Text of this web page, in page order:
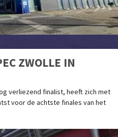
ZWOLLE IN
verliezend finalist, heeft zich met
voor de achtste finales van het